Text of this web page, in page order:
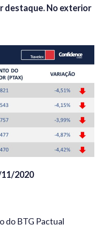
destaque. No exterior
11/2020
do BTG Pactual